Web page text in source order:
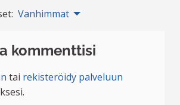
Vanhimmat
kommenttisi
tai rekisteröidy palveluun